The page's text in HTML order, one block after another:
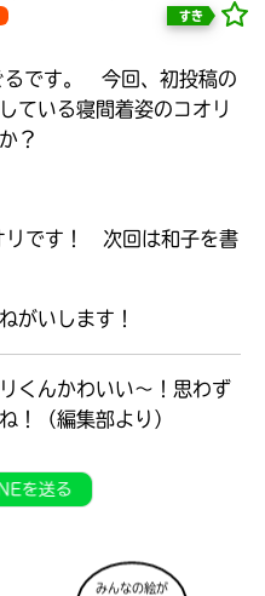
すき
です。 今回、初投稿の
ている寝間着姿のコオリ
？
リです！ 次回は和子を書
がいします！
くんかわいい～！思わず
！（編集部より）